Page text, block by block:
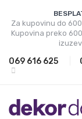
Za kupovinu do
Kupovina preko
069 616 625